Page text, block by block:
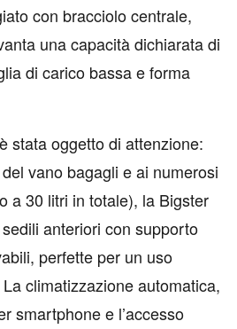
con bracciolo centrale,
una capacità dichiarata di
di carico bassa e forma
stata oggetto di attenzione:
vano bagagli e ai numerosi
a 30 litri in totale), la Bigster
anteriori con supporto
perfette per un uso
climatizzazione automatica,
smartphone e l’accesso